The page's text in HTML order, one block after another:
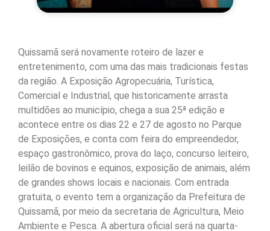
Quissamã será novamente roteiro de lazer e
entretenimento, com uma das mais tradicionais festas
da região. A Exposição Agropecuária, Turística,
Comercial e Industrial, que historicamente arrasta
multidões ao município, chega a sua 25ª edição e
acontece entre os dias 22 e 27 de agosto no Parque
de Exposições, e conta com feira do empreendedor,
espaço gastronômico, prova do laço, concurso leiteiro,
leilão de bovinos e equinos, exposição de animais, além
de grandes shows locais e nacionais. Com entrada
gratuita, o evento tem a organização da Prefeitura de
Quissamã, por meio da secretaria de Agricultura, Meio
Ambiente e Pesca. A abertura oficial será na quarta-